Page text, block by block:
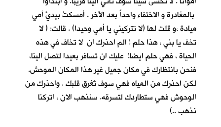
بالمغادرة و الاختفاء واحداً بعد الآخر . أمسكتُ بيديَّ أمي
ميادة ،و قلت لها (لا تتركيني يا أمي وحيدا) . قالت: ( لا
تخف يا بني ، هذا حلم ! الم احذرك ان لا تخاف في هذه
الحياة ، فهي حلم ايضا! عليك ان تسافر بعيدا لتصل الينا،
فنحن بانتظارك في مكان جميل غير هذا المكان الموحش.
لكن احذرك من المياه فهي سوف تُغرق قلبك . واحذرك من
الوحوش فهي ستطاردك لتسرقه. سنذهب الان ، اتركنا
نذهب ..)